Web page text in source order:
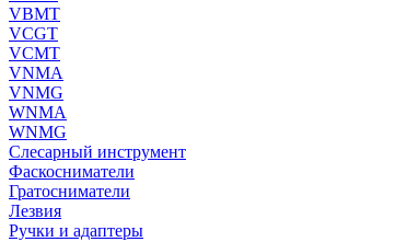
VBMT
VCGT
VCMT
VNMA
VNMG
WNMA
WNMG
Слесарный инструмент
Фаскосниматели
Гратосниматели
Лезвия
Ручки и адаптеры